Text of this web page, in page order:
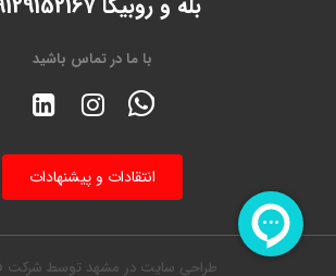
با ما در تماس باشید
انتقادات و پیشنهادات
طراحی سایت در مشهد توسط شرکت